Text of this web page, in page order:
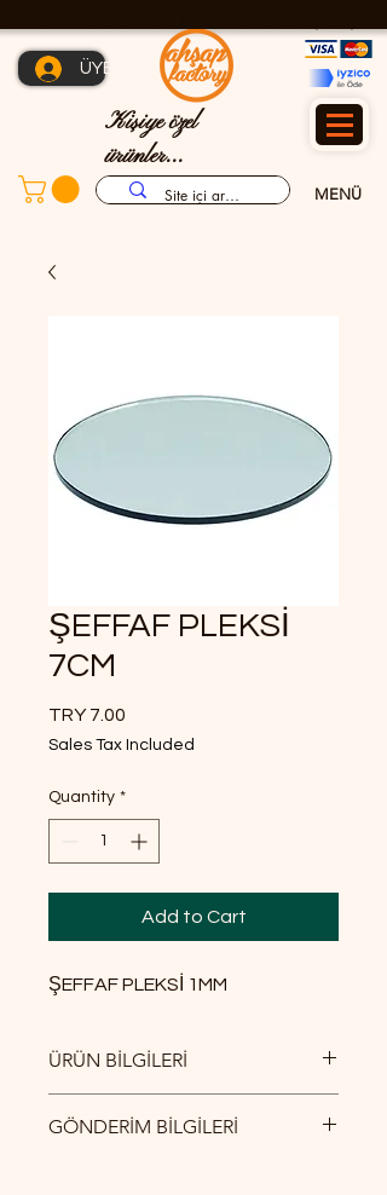
Kişiye özel
ürünler...
MENÜ
ÜYE OL
ŞEFFAF PLEKSİ
7CM
TRY 7.00
Sales Tax Included
Quantity *
Add to Cart
ŞEFFAF PLEKSİ 1MM
ÜRÜN BİLGİLERİ
GÖNDERİM BİLGİLERİ